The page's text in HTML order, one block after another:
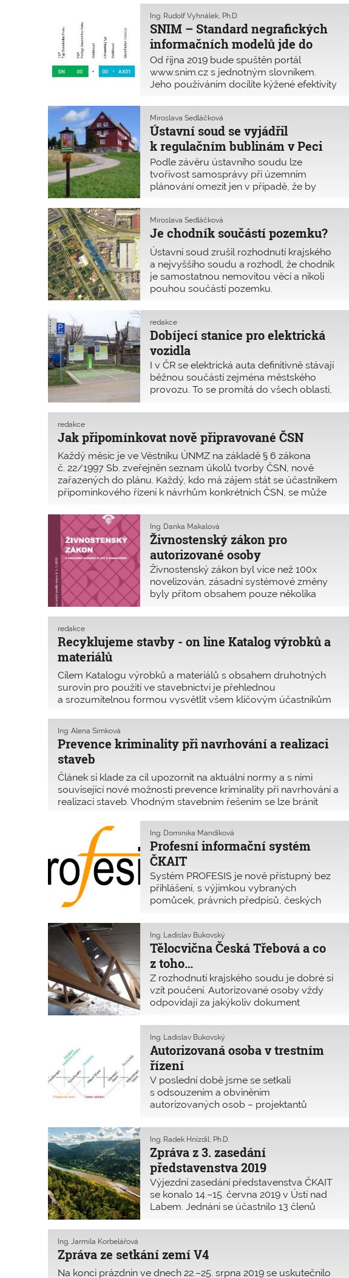
na uvedené adrese a budete obesíláni
obdobně jako již dnes jsou obesíláni
členové komise technické a pro BIM.
SNIM – Standard negrafických
informačních modelů jde do
finále
Ing. Rudolf Vyhnálek, Ph.D.
Od října 2019 bude spuštěn portál
www.snim.cz s jednotným slovníkem.
Jeho používáním docílíte kýžené efektivity
pravidel a používání SNIM ve stavebních
projektech je jednoznačně v zájmu
stavebníka, projektanta, zhotovitele
stavby i budoucího správce.
Ústavní soud se vyjádřil
k regulačním bublinám v Peci
pod Sněžkou
Miroslava Sedláčková
Podle závěru ústavního soudu lze
tvořivost samosprávy při územním
plánování omezit jen v případě, že by
celostátní význam. V ostatních případech
může obec územním plánem regulovat
své území i nekonvenčními právními
prostředky, např. regulačními bublinami.
Je chodník součástí pozemku?
Miroslava Sedláčková
Ústavní soud zrušil rozhodnutí krajského
a nejvyššího soudu a rozhodl, že chodník
je samostatnou nemovitou věcí a nikoli
pouhou součástí pozemku.
Dobíjecí stanice pro elektrická
vozidla
redakce
I v ČR se elektrická auta definitivně stávají
běžnou součástí zejména městského
provozu. To se promítá do všech oblastí,
a budování sítě dobíjecích stanic.
vydalo v květnu 2019 novou metodickou
pomůcku.
Jak připomínkovat nově připravované ČSN
redakce
Každý měsíc je ve Věstníku ÚNMZ na základě § 6 zákona
č. 22/1997 Sb. zveřejněn seznam úkolů tvorby ČSN, nově
zařazených do plánu. Každý, kdo má zájem stát se účastníkem
připomínkového řízení k návrhům konkrétních ČSN, se může
nové ČSN, popřípadě prostřednictvím e-mailu
normalizace@agentura-cas.cz.
Živnostenský zákon pro
autorizované osoby
Ing. Danka Makalová
Živnostenský zákon byl více než 100x
novelizován, zásadní systémové změny
byly přitom obsahem pouze několika
přijetí jiných zákonných úprav. Článek
zákona, které letos vydalo Informační
Recyklujeme stavby - on line Katalog výrobků a
materiálů
redakce
Cílem Katalogu výrobků a materiálů s obsahem druhotných
surovin pro použití ve stavebnictví je přehlednou
a srozumitelnou formou vysvětlit všem klíčovým účastníkům
a obchodu, Českou agenturou pro standardizaci
a Univerzitním centrem energeticky efektivních budov.
Prevence kriminality při navrhování a realizaci
staveb
Ing. Alena Šimková
Článek si klade za cíl upozornit na aktuální normy a s nimi
související nové možnosti prevence kriminality při navrhování a
realizaci staveb. Vhodným stavebním řešením se lze bránit
prostor. Samostatnou kapitolu tvoří bezpečnost škol a ochrana
před útoky páchanými vozidly.Profesní informační systém
ČKAIT
Ing. Dominika Mandíková
Systém PROFESIS je nově přístupný bez
přihlášení, s výjimkou vybraných
pomůcek, právních předpisů, českých
Tělocvična Česká Třebová a co
z toho…
Ing. Ladislav Bukovský
Z rozhodnutí krajského soudu je dobré si
vzít poučení. Autorizované osoby vždy
odpovídají za jakýkoliv dokument
bez ohledu na souvislosti, jak dokument
vznikl a kdo jej vypracoval.
Autorizovaná osoba v trestním
řízení
Ing. Ladislav Bukovský
V poslední době jsme se setkali
s odsouzením a obviněním
autorizovaných osob – projektantů
více otázek. Kdo tyto autorizované osoby
obvinil? Proč a z jakého důvodu? Jaký je
rozsah a jak dlouho trvá odpovědnost
autorizované osoby za výkon odborné
činnosti?
Zpráva z 3. zasedání
představenstva 2019
Ing. Radek Hnízdil, Ph.D.
Výjezdní zasedání představenstva ČKAIT
se konalo 14.–15. června 2019 v Ústí nad
Labem. Jednání se účastnilo 13 členů
Zpráva ze setkání zemí V4
Ing. Jarmila Korbelářová
Na konci prázdnin ve dnech 22.–25. srpna 2019 se uskutečnilo